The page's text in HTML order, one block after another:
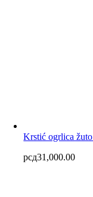
Krstić ogrlica
рсд31,000.00